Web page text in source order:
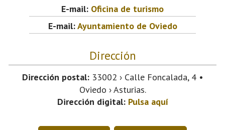
E-mail: Oficina de turismo
E-mail:Ayuntamiento de Oviedo
Dirección
Dirección postal:33002 › Calle Foncalada, 4 •
Oviedo › Asturias.
Dirección digital: Pulsa aquí